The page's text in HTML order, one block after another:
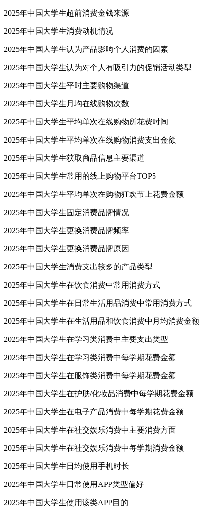
2025年中国大学生超前消费金钱来源
2025年中国大学生消费动机情况
2025年中国大学生认为产品影响个人消费的因素
2025年中国大学生认为对个人有吸引力的促销活动类型
2025年中国大学生平时主要购物渠道
2025年中国大学生月均在线购物次数
2025年中国大学生平均单次在线购物所花费时间
2025年中国大学生平均单次在线购物消费支出金额
2025年中国大学生获取商品信息主要渠道
2025年中国大学生常用的线上购物平台TOP5
2025年中国大学生平均单次在购物狂欢节上花费金额
2025年中国大学生固定消费品牌情况
2025年中国大学生更换消费品牌频率
2025年中国大学生更换消费品牌原因
2025年中国大学生消费支出较多的产品类型
2025年中国大学生在饮食消费中常用消费方式
2025年中国大学生在日常生活用品消费中常用消费方式
2025年中国大学生在生活用品和饮食消费中月均消费金额
2025年中国大学生在学习类消费中主要支出类型
2025年中国大学生在学习类消费中每学期花费金额
2025年中国大学生在服饰类消费中每学期花费金额
2025年中国大学生在护肤/化妆品消费中每学期花费金额
2025年中国大学生在电子产品消费中每学期花费金额
2025年中国大学生在社交娱乐消费中主要消费方面
2025年中国大学生在社交娱乐消费中每学期消费金额
2025年中国大学生日均使用手机时长
2025年中国大学生日常使用APP类型偏好
2025年中国大学生使用该类APP目的